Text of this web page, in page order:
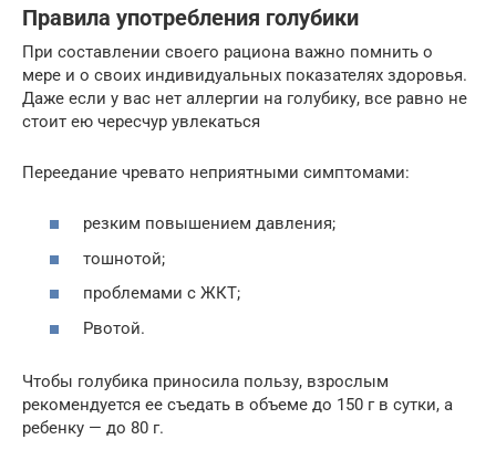
Правила употребления голубики
При составлении своего рациона важно помнить о
мере и о своих индивидуальных показателях здоровья.
Даже если у вас нет аллергии на голубику, все равно не
стоит ею чересчур увлекаться
Переедание чревато неприятными симптомами:
резким повышением давления;
тошнотой;
проблемами с ЖКТ;
Рвотой.
Чтобы голубика приносила пользу, взрослым
рекомендуется ее съедать в объеме до 150 г в сутки, а
ребенку — до 80 г.